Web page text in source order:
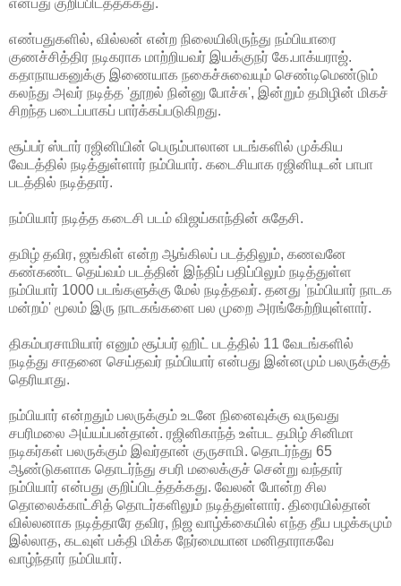
எண்பதுகளில், வில்லன் என்ற நிலையிலிருந்து நம்பியாரை
குணச்சித்திர நடிகராக மாற்றியவர் இயக்குநர் கே.பாக்யராஜ்.
கதாநாயகனுக்கு இணையாக நகைச்சுவையும் செண்டிமெண்டும்
கலந்து அவர் நடித்த 'தூறல் நின்னு போச்சு', இன்றும் தமிழின் மிகச்
சிறந்த படைப்பாகப் பார்க்கப்படுகிறது.
சூப்பர் ஸ்டார் ரஜினியின் பெரும்பாலான படங்களில் முக்கிய
வேடத்தில் நடித்துள்ளார் நம்பியார். கடைசியாக ரஜினியுடன் பாபா
படத்தில் நடித்தார்.
நம்பியார் நடித்த கடைசி படம் விஜய்காந்தின் சுதேசி.
தமிழ் தவிர, ஜங்கிள் என்ற ஆங்கிலப் படத்திலும், கணவனே
கண்கண்ட தெய்வம் படத்தின் இந்திப் பதிப்பிலும் நடித்துள்ள
நம்பியார் 1000 படங்களுக்கு மேல் நடித்தவர். தனது 'நம்பியார் நாடக
மன்றம்' மூலம் இரு நாடகங்களை பல முறை அரங்கேற்றியுள்ளார்.
திகம்பரசாமியார் எனும் சூப்பர் ஹிட் படத்தில் 11 வேடங்களில்
நடித்து சாதனை செய்தவர் நம்பியார் என்பது இன்னமும் பலருக்குத்
தெரியாது.
நம்பியார் என்றதும் பலருக்கும் உடனே நினைவுக்கு வருவது
சபரிமலை அய்யப்பன்தான். ரஜினிகாந்த் உள்பட தமிழ் சினிமா
நடிகர்கள் பலருக்கும் இவர்தான் குருசாமி. தொடர்ந்து 65
ஆண்டுகளாக தொடர்ந்து சபரி மலைக்குச் சென்று வந்தார்
நம்பியார் என்பது குறிப்பிடத்தக்கது. வேலன் போன்ற சில
தொலைக்காட்சித் தொடர்களிலும் நடித்துள்ளார். திரையில்தான்
வில்லனாக நடித்தாரே தவிர, நிஜ வாழ்க்கையில் எந்த தீய பழக்கமும்
இல்லாத, கடவுள் பக்தி மிக்க நேர்மையான மனிதாராகவே
வாழ்ந்தார் நம்பியார்.